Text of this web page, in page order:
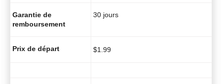
Garantie de
remboursement
30 jours
Prix de départ $1.99